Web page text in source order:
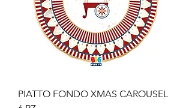
PIATTO FONDO XMAS CAROUSEL